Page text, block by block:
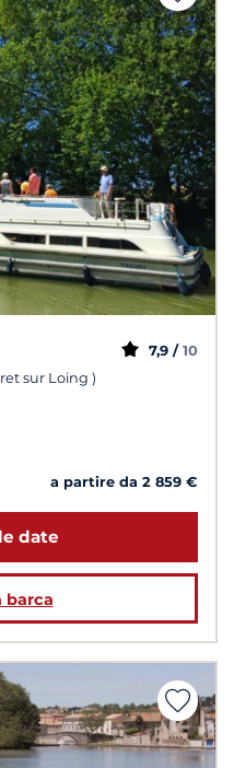
sur Loing )
7,9 / 10
a partire da 2 859 €
date
barca